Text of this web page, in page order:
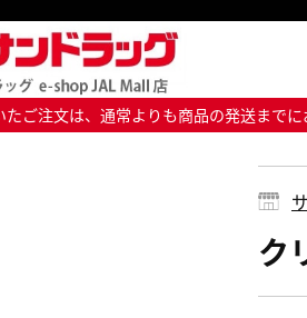
注文は、通常よりも商品の発送まで
ク